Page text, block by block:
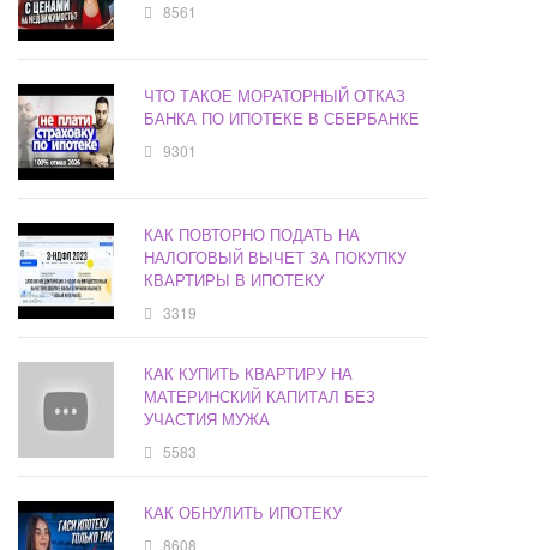
8561
ЧТО ТАКОЕ МОРАТОРНЫЙ ОТКАЗ
БАНКА ПО ИПОТЕКЕ В СБЕРБАНКЕ
9301
КАК ПОВТОРНО ПОДАТЬ НА
НАЛОГОВЫЙ ВЫЧЕТ ЗА ПОКУПКУ
КВАРТИРЫ В ИПОТЕКУ
3319
КАК КУПИТЬ КВАРТИРУ НА
МАТЕРИНСКИЙ КАПИТАЛ БЕЗ
УЧАСТИЯ МУЖА
5583
КАК ОБНУЛИТЬ ИПОТЕКУ
8608